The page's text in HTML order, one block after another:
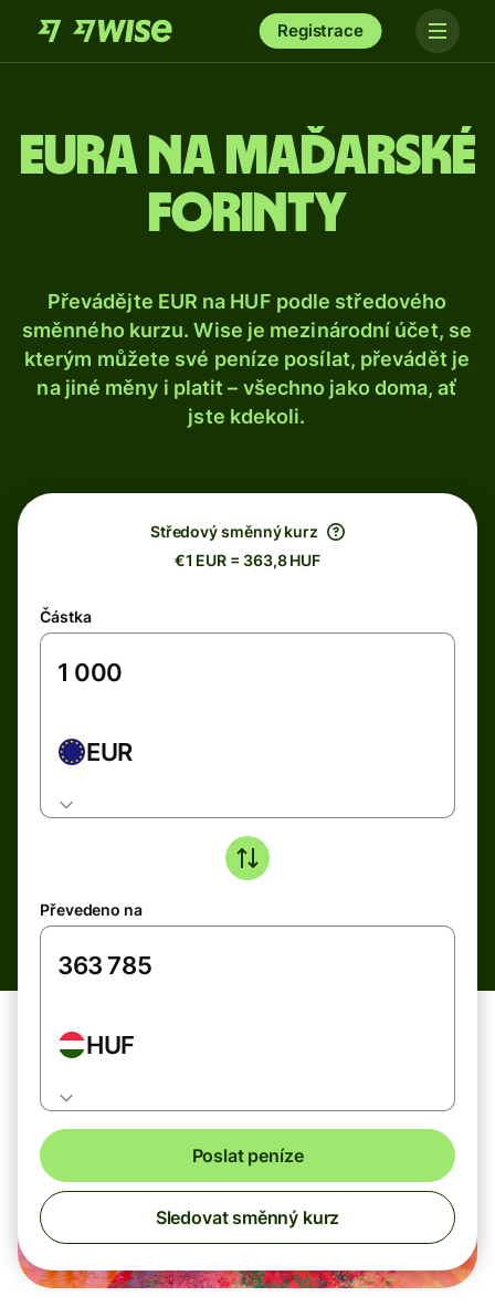
Registrace
Eura na maďarské
forinty
Převádějte EUR na HUF podle středového
směnného kurzu. Wise je mezinárodní účet, se
kterým můžete své peníze posílat, převádět je
na jiné měny i platit – všechno jako doma, ať
jste kdekoli.
Středový směnný kurz
€1 EUR = 363,8 HUF
Částka
EUR
Převedeno na
HUF
Poslat peníze
Sledovat směnný kurz